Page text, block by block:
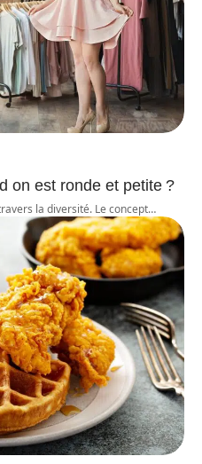
on est ronde et petite ?
la diversité. Le concept…